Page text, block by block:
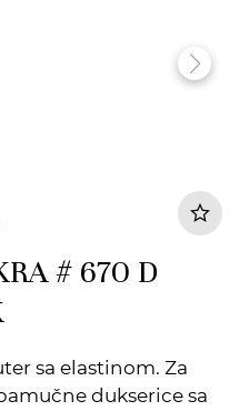
# 670 D
sa elastinom. Za
dukserice sa